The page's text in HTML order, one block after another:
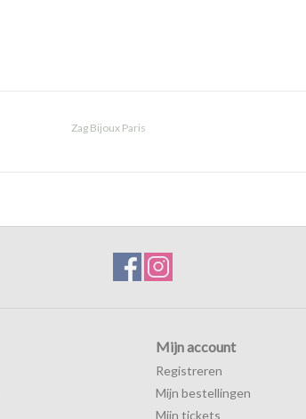
Zag Bijoux Paris
Mijn account
Registreren
Mijn bestellingen
Mijn tickets